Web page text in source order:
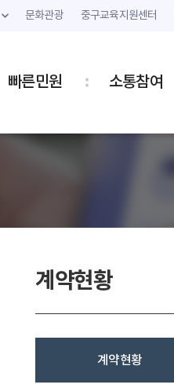
문화관광 중구교육지원센터
빠른민원 소통참여
계약현황
계약현황